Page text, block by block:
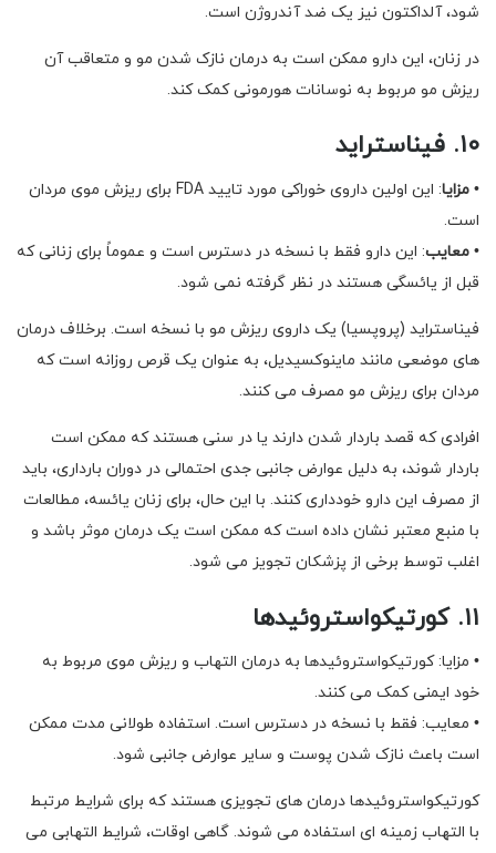
شود، آلداکتون نیز یک ضد آندروژن است.
در زنان، این دارو ممکن است به درمان نازک شدن مو و متعاقب آن
ریزش مو مربوط به نوسانات هورمونی کمک کند.
۱۰. فیناستراید
• مزایا
: این اولین داروی خوراکی مورد تایید FDA برای ریزش موی مردان
است.
• معایب: این دارو فقط با نسخه در دسترس است و عموماً برای زنانی که
قبل از یائسگی هستند در نظر گرفته نمی شود.
فیناستراید (پروپسیا) یک داروی ریزش مو با نسخه است. برخلاف درمان
های موضعی مانند ماینوکسیدیل، به عنوان یک قرص روزانه است که
مردان برای ریزش مو مصرف می کنند.
افرادی که قصد باردار شدن دارند یا در سنی هستند که ممکن است
باردار شوند، به دلیل عوارض جانبی جدی احتمالی در دوران بارداری، باید
از مصرف این دارو خودداری کنند. با این حال، برای زنان یائسه، مطالعات
با منبع معتبر نشان داده است که ممکن است یک درمان موثر باشد و
اغلب توسط برخی از پزشکان تجویز می شود.
۱۱. کورتیکواستروئیدها
• مزایا: کورتیکواستروئیدها به درمان التهاب و ریزش موی مربوط به
خود ایمنی کمک می کنند.
• معایب: فقط با نسخه در دسترس است. استفاده طولانی مدت ممکن
است باعث نازک شدن پوست و سایر عوارض جانبی شود.
کورتیکواستروئیدها درمان های تجویزی هستند که برای شرایط مرتبط
با التهاب زمینه ای استفاده می شوند. گاهی اوقات، شرایط التهابی می